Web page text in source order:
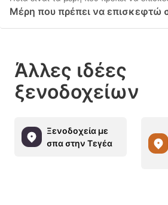
Μέρη που πρέπει να επισκεφτώ
Άλλες ιδέες
ξενοδοχείων
Ξενοδοχεία με
σπα στην Τεγέα